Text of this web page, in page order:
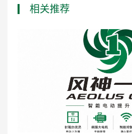
相关推荐